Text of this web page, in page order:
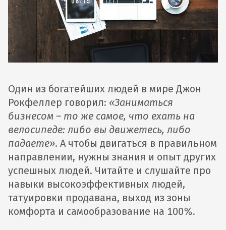
Один из богатейших людей в мире Джон
Рокфеллер говорил: «Заниматься
бизнесом – то же самое, что ехать на
велосипеде: либо вы движетесь, либо
падаете». А чтобы двигаться в правильном
направлении, нужны знания и опыт других
успешных людей. Читайте и слушайте про
навыки высокоэффективных людей,
татуировки продавана, выход из зоны
комфорта и самообразование на 100%.